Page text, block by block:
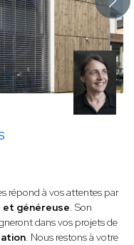
répond à vos attentes par
généreuse. Son
dans vos projets de
. Nous restons à votre